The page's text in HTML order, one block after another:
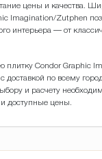
цены и качества.
Imagination/Zutphen
интерьера — от
плитку Condor Graphic
доставкой по всему
и расчету
и доступные цены.